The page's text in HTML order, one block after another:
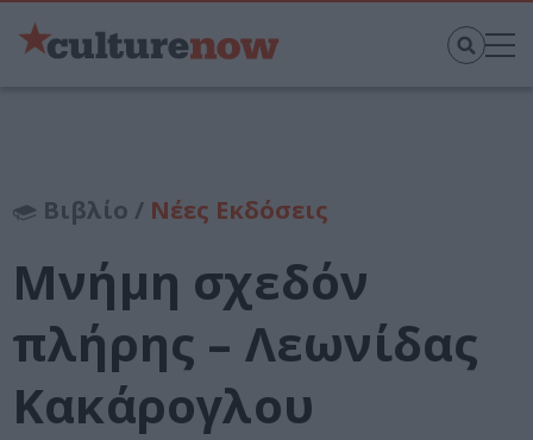
Βιβλίο / Νέες Εκδόσεις
Μνήμη σχεδόν
πλήρης – Λεωνίδας
Κακάρογλου